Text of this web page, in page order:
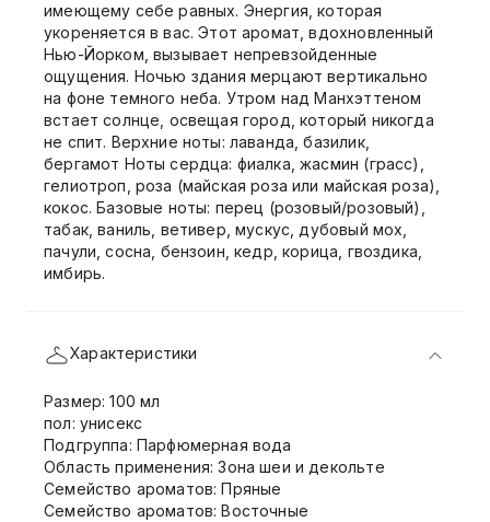
имеющему себе равных. Энергия, которая
укореняется в вас. Этот аромат, вдохновленный
Нью-Йорком, вызывает непревзойденные
ощущения. Ночью здания мерцают вертикально
на фоне темного неба. Утром над Манхэттеном
встает солнце, освещая город, который никогда
не спит. Верхние ноты: лаванда, базилик,
бергамот Ноты сердца: фиалка, жасмин (грасс),
гелиотроп, роза (майская роза или майская роза),
кокос. Базовые ноты: перец (розовый/розовый),
табак, ваниль, ветивер, мускус, дубовый мох,
пачули, сосна, бензоин, кедр, корица, гвоздика,
имбирь.
Характеристики
Размер: 100 мл
пол: унисекс
Подгруппа: Парфюмерная вода
Область применения: Зона шеи и декольте
Семейство ароматов: Пряные
Семейство ароматов: Восточные